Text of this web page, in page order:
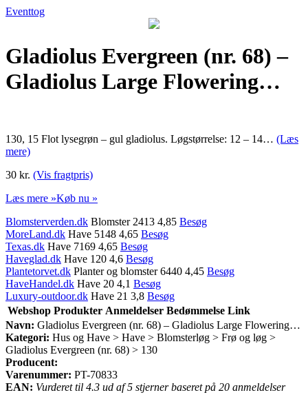
Eventtog
Gladiolus Evergreen (nr. 68) –
Gladiolus Large Flowering…
130, 15 Flot lysegrøn – gul gladiolus. Løgstørrelse: 12 – 14… (Læs
mere)
30 kr. (Vis fragtpris)
Læs mere »Køb nu »
Blomsterverden.dk Blomster 2413 4,85 Besøg
MoreLand.dk Have 5148 4,65 Besøg
Texas.dk Have 7169 4,65 Besøg
Haveglad.dk Have 120 4,6 Besøg
Plantetorvet.dk Planter og blomster 6440 4,45 Besøg
HaveHandel.dk Have 20 4,1 Besøg
Luxury-outdoor.dk Have 21 3,8 Besøg
Webshop Produkter Anmeldelser Bedømmelse Link
Navn: Gladiolus Evergreen (nr. 68) – Gladiolus Large Flowering…
Kategori: Hus og Have > Have > Blomsterløg > Frø og løg >
Gladiolus Evergreen (nr. 68) > 130
Producent:
Varenummer: PT-70833
EAN: Vurderet til 4.3 ud af 5 stjerner baseret på 20 anmeldelser